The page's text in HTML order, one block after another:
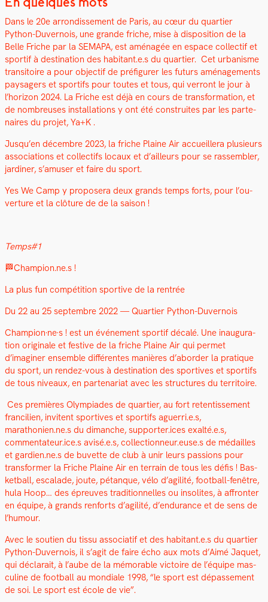
Dans le 20e arrondisse­ment de Paris, au cœur du quarti­er
Python-Duver­nois, une grande friche, mise à dis­po­si­tion de la
Belle Friche par la SEMAPA, est amé­nagée en espace col­lec­tif et
sportif à des­ti­na­tion des habitant.e.s du quarti­er. Cet urban­isme
tran­si­toire a pour objec­tif de pré­fig­ur­er les futurs amé­nage­ments
paysagers et sportifs pour toutes et tous, qui ver­ront le jour à
l’hori­zon 2024. La Friche est déjà en cours de trans­for­ma­tion, et
de nom­breuses instal­la­tions y ont été con­stru­ites par les parte­
naires du pro­jet, Ya+K .
Jusqu’en décem­bre 2023, la friche Plaine Air accueillera plusieurs
asso­ci­a­tions et col­lec­tifs locaux et d’ailleurs pour se rassem­bler,
jar­diner, s’amuser et faire du sport.
Yes We Camp y pro­posera deux grands temps forts, pour l’ou­
ver­ture et la clô­ture de de la sai­son !
Temps#1
🏁Champion.ne.s !
La plus fun com­péti­tion sportive de la ren­trée
Du 22 au 25 sep­tem­bre 2022 — Quarti­er Python-Duver­nois
Champion·ne·s ! est un événe­ment sportif décalé. Une inau­gu­ra­
tion orig­i­nale et fes­tive de la friche Plaine Air qui per­met
d’imaginer ensem­ble dif­férentes manières d’aborder la pra­tique
du sport, un ren­dez-vous à des­ti­na­tion des sportives et sportifs
de tous niveaux, en parte­nar­i­at avec les struc­tures du ter­ri­toire.
Ces pre­mières Olympiades de quarti­er, au fort reten­tisse­ment
fran­cilien, invi­tent sportives et sportifs aguerri.e.s,
marathonien.ne.s du dimanche, supporter.ices exalté.e.s,
commentateur.ice.s avisé.e.s, collectionneur.euse.s de médailles
et gardien.ne.s de buvette de club à unir leurs pas­sions pour
trans­former la Friche Plaine Air en ter­rain de tous les défis ! Bas­
ket­ball, escalade, joute, pétanque, vélo d’agilité, foot­ball-fenêtre,
hula Hoop… des épreuves tra­di­tion­nelles ou inso­lites, à affron­ter
en équipe, à grands ren­forts d’agilité, d’endurance et de sens de
l’humour.
Avec le sou­tien du tis­su asso­ci­atif et des habitant.e.s du quarti­er
Python-Duver­nois, il s’agit de faire écho aux mots d’Aimé Jaquet,
qui déclarait, à l’aube de la mémorable vic­toire de l’équipe mas­
cu­line de foot­ball au mon­di­ale 1998, “le sport est dépasse­ment
de soi. Le sport est école de vie”.